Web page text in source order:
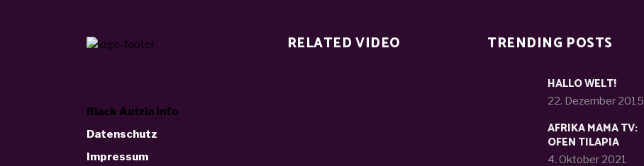
Black Autria Info
Datenschutz
Impressum
RELATED VIDEO TRENDING POSTS
HALLO WELT!
22. Dezember 2015
AFRIKA MAMA TV:
OFEN TILAPIA
4. Oktober 2021